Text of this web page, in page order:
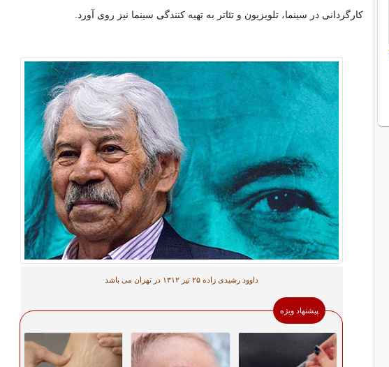
کارگردانی در سینما، تلویزیون و تئاتر به تهیه کنندگی سینما نیز روی آورد.
داوود رشیدی زاده ۲۵ تیر ۱۳۱۲ در تهران می باشد
پیشنهاد ویژه